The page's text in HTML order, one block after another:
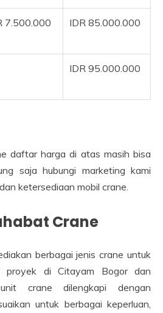
7.500.000 IDR 85.000.000
IDR 95.000.000
daftar harga di atas masih bisa
saja hubungi marketing kami
ketersediaan mobil crane.
Crane
berbagai jenis crane untuk
proyek di Citayam Bogor dan
crane dilengkapi dengan
untuk berbagai keperluan,